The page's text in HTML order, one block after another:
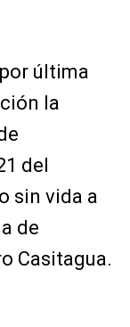
última
la
del
sin vida a
de
Casitagua.